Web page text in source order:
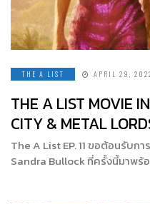
THE A LIST APRIL 29,
THE A LIST MOVIE
CITY & METAL
The A List EP. 11 ขอต้อนรับก
Sandra Bullock ที่ครั้งนี้มาพ